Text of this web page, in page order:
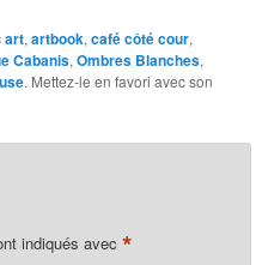
art, artbook, café côté cour,
Cabanis, Ombres Blanches,
. Mettez-le en favori avec son
indiqués avec *